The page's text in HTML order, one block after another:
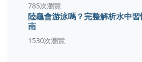
785次瀏覽
陸龜會游泳嗎？完整解析水中
南
1530次瀏覽